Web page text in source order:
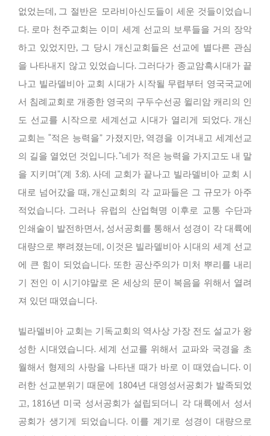
없었는데, 그 절반은 모라비아신도들이 세운 것들이었습니
다. 로마 천주교회는 이미 세계 선교의 보루들을 거의 장악
하고 있었지만, 그 당시 개신교회들은 선교에 별다른 관심
을 나타내지 않고 있었습니다. 그러다가 종교암흑시대가 끝
나고 빌라델비아 교회 시대가 시작될 무렵부터 영국국교에
서 침례교회로 개종한 영국의 구두수선공 윌리암 캐리의 인
도 선교를 시작으로 세계선교 시대가 열리게 되었다. 개신
교회는 “적은 능력을” 가졌지만, 역경을 이겨내고 세계선교
의 길을 열었던 것입니다. “네가 적은 능력을 가지고도 내 말
을 지키며”(계 3:8). 사데 교회가 끝나고 빌라델비아 교회 시
대로 넘어갔을 때, 개신교회의 각 교파들은 그 규모가 아주
적었습니다. 그러나 유럽의 산업혁명 이후로 교통 수단과
인쇄술이 발전하면서, 성서공회를 통해서 성경이 각 대륙에
대량으로 뿌려졌는데, 이것은 빌라델비아 시대의 세계 선교
에 큰 힘이 되었습니다. 또한 공산주의가 미처 뿌리를 내리
기 전인 이 시기야말로 온 세상의 문이 복음을 위해서 열려
져 있던 때였습니다.
빌라델비아 교회는 기독교회의 역사상 가장 전도 설교가 왕
성한 시대였습니다. 세계 선교를 위해서 교파와 국경을 초
월해서 형제의 사랑을 나타낸 때가 바로 이 때였습니다. 이
러한 선교분위기 때문에 1804년 대영성서공회가 발족되었
고, 1816년 미국 성서공회가 설립되더니 각 대륙에서 성서
공회가 생기게 되었습니다. 이를 계기로 성경이 대량으로